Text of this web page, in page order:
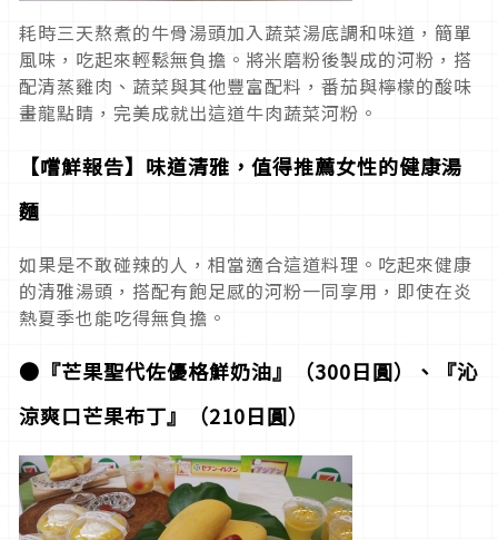
耗時三天熬煮的牛骨湯頭加入蔬菜湯底調和味道，簡單
風味，吃起來輕鬆無負擔。將米磨粉後製成的河粉，搭
配清蒸雞肉、蔬菜與其他豐富配料，番茄與檸檬的酸味
畫龍點睛，完美成就出這道牛肉蔬菜河粉。
【嚐鮮報告】味道清雅，值得推薦女性的健康湯
麵
如果是不敢碰辣的人，相當適合這道料理。吃起來健康
的清雅湯頭，搭配有飽足感的河粉一同享用，即使在炎
熱夏季也能吃得無負擔。
●『芒果聖代佐優格鮮奶油』（300日圓）、『沁
涼爽口芒果布丁』（210日圓）